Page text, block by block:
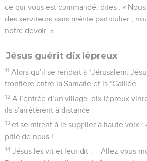
ce qui vous est commandé, dites : «
des serviteurs sans mérite particulier ;
notre devoir. »
Jésus guérit dix lépreux
11 Alors qu’il se rendait à *Jérusalem,
frontière entre la Samarie et la *Galilée.
12 A l’entrée d’un village, dix lépreux
ils s’arrêtèrent à distance
13 et se mirent à le supplier à haute voix :
pitié de nous !
14 Jésus les vit et leur dit : —Allez vous